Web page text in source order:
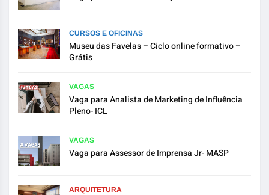
CURSOS E OFICINAS
Museu das Favelas – Ciclo online formativo –
Grátis
VAGAS
Vaga para Analista de Marketing de Influência
Pleno- ICL
VAGAS
Vaga para Assessor de Imprensa Jr- MASP
ARQUITETURA